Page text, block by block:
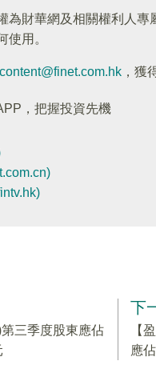
為財華網及相關權利人專
使用。
content@finet.com.hk ，獲
，把握投資先機
三季度股東應佔
下
【
應